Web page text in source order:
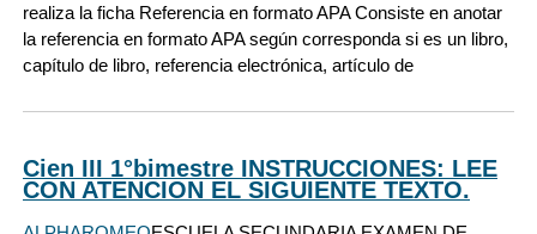
realiza la ficha Referencia en formato APA Consiste en anotar
la referencia en formato APA según corresponda si es un libro,
capítulo de libro, referencia electrónica, artículo de
Cien III 1°bimestre INSTRUCCIONES: LEE
CON ATENCION EL SIGUIENTE TEXTO.